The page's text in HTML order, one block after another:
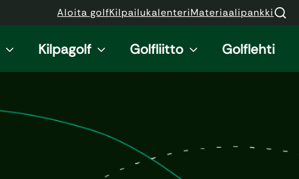
Aloita golfKilpailukalenteriMateriaalipankki
Kilpagolf Golfliitto Golflehti